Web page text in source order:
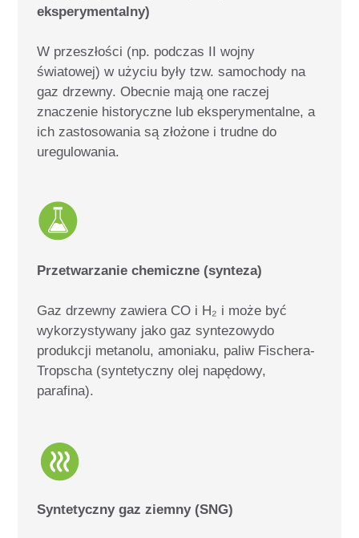
eksperymentalny)
W przeszłości (np. podczas II wojny
światowej) w użyciu były tzw. samochody na
gaz drzewny.Obecnie mają one raczej
znaczenie historyczne lub eksperymentalne, a
ich zastosowania są złożone i trudne do
uregulowania.
Przetwarzanie chemiczne (synteza)
Gaz drzewny zawiera CO i H₂ i może być
wykorzystywany jako gaz syntezowydo
produkcji metanolu, amoniaku, paliw Fischera-
Tropscha (syntetyczny olej napędowy,
parafina).
Syntetyczny gaz ziemny (SNG)